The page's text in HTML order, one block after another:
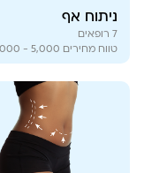
ניתוח אף
7 רופאים
טווח מחירים 5,000 - 18,000 ₪